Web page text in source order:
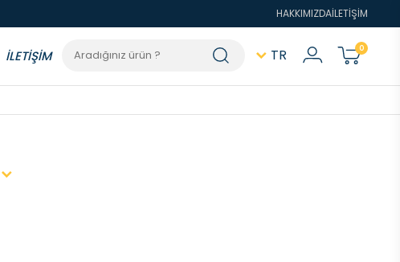
HAKKIMIZDAİLETİŞİM
İLETİŞİM TR 0